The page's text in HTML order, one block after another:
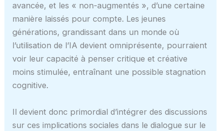
avancée, et les « non-augmentés », d’une certaine
manière laissés pour compte. Les jeunes
générations, grandissant dans un monde où
l’utilisation de l’IA devient omniprésente, pourraient
voir leur capacité à penser critique et créative
moins stimulée, entraînant une possible stagnation
cognitive.
Il devient donc primordial d’intégrer des discussions
sur ces implications sociales dans le dialogue sur le